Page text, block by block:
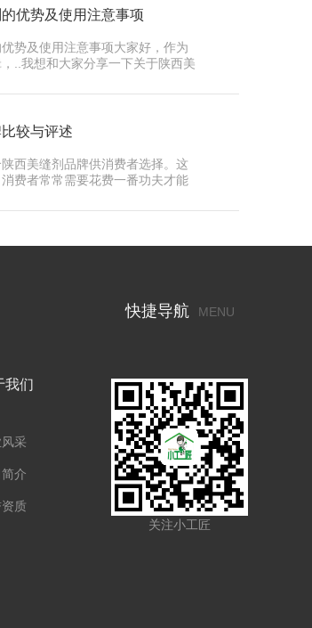
优势及使用注意事项
势及使用注意事项大家好，作为
..我想和大家分享一下关于陕西美
较与评述
西美缝剂品牌供消费者选择。这
费者常常需要花费一番功夫才能
我们
采
介
质
快捷导航 MENU
关注小工匠